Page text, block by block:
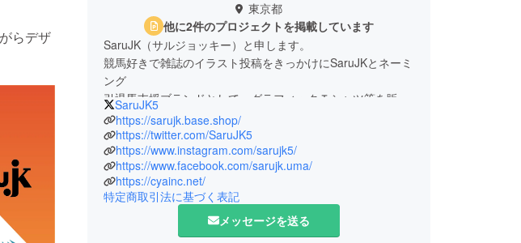
らデザ
東京都
他に2件のプロジェクトを掲載しています
SaruJK（サルジョッキー）と申します。
競馬好きで雑誌のイラスト投稿をきっかけにSaruJKとネーミ
ング
引退馬支援ブランドとして、グラフィックＴシャツ等を販売
しております。
純粋にサラブレッドの競争に魅せられてます。
文化服装学院 卒業
COMME des GARÇONS / NICE CLAUP / beige shop /
RYUICHIRO SHIMAZAKI hommeに従事
2000年に有限会社シヤを設立
SaruJK5
https://sarujk.base.shop/
https://twitter.com/SaruJK5
https://www.instagram.com/sarujk5/
https://www.facebook.com/sarujk.uma/
https://cyainc.net/
特定商取引法に基づく表記
メッセージを送る